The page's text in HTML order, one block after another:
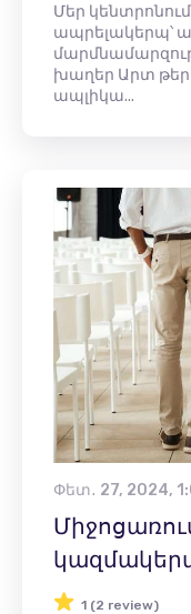
Մեր
ապրելակերպ՝
խաղեր Արտ
ապլիկա...
Փետ․ 27, 2024,
1 (2 review)